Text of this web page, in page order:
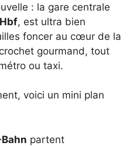
: la gare centrale
, est ultra bien
foncer au cœur de la
gourmand, tout
ou taxi.
voici un mini plan
partent